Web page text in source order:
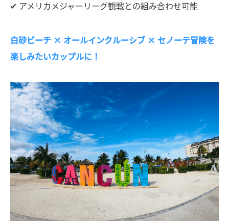
✔ アメリカメジャーリーグ観戦との組み合わせ可能
白砂ビーチ × オールインクルーシブ × セノーテ冒険を
楽しみたいカップルに！